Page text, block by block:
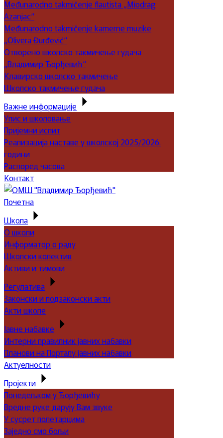
Međunarodno takmičenje flautista „Miodrag
Azanjac“
Međunarodno takmičenje kamerne muzike
„Olivera Đurđević“
Отворено школско такмичење гудача
„Владимир Ђорђевић“
Клавирско школско такмичење
Школско такмичење гудача
Важне информације
Упис и школовање
Пријемни испит
Реализација наставе у школској 2025/2026.
години
Распоред часова
Контакт
Почетна
Школа
О школи
Информатор о раду
Школски колектив
Активи и тимови
Регулатива
Законски и подзаконски акти
Акти школе
Јавне набавке
Интерни правилник јавних набавки
Планови на Порталу јавних набавки
Актуелности
Пројекти
Понедељком у Ђорђевићу
Вредне руке дарују Вам звуке
У сусрет полетарцима
Заједно смо бољи